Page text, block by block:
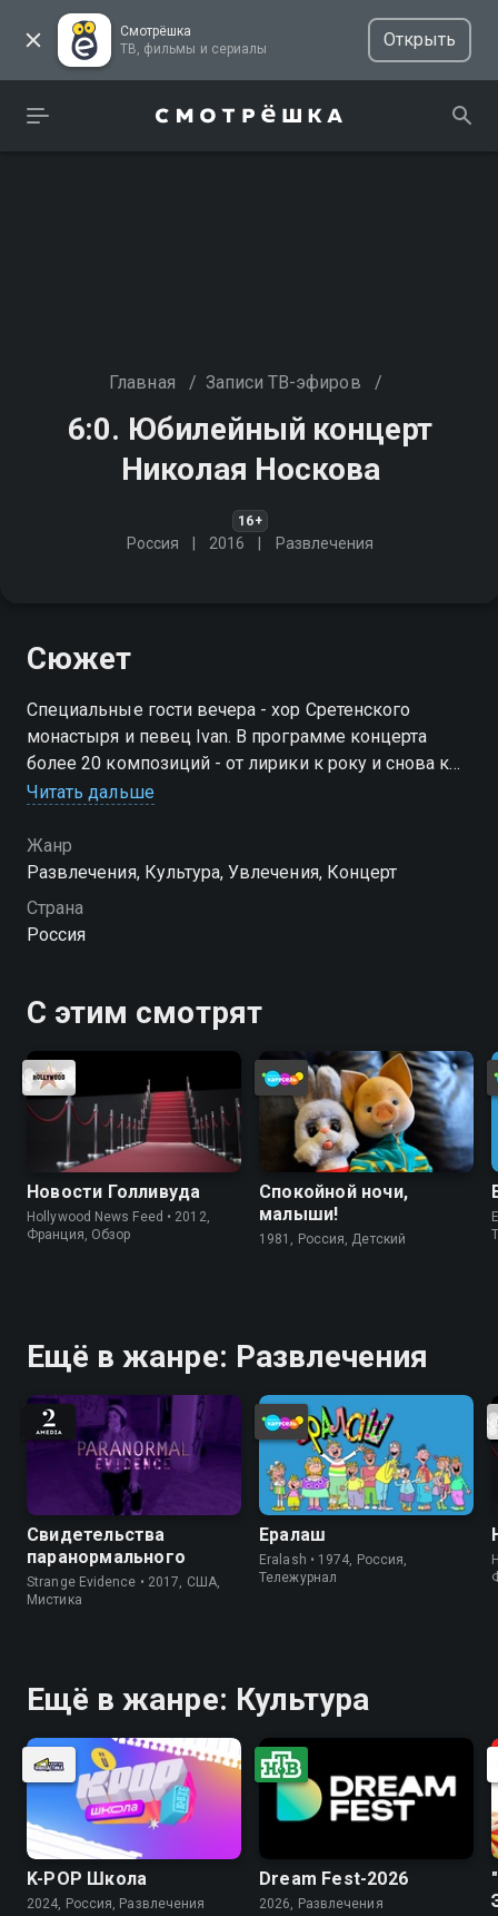
Смотрёшка
ТВ, фильмы и сериалы
Открыть
Главная / Записи ТВ-эфиров /
6:0. Юбилейный концерт
Николая Носкова
16+
Россия 2016 Развлечения
Сюжет
Специальные гости вечера - хор Сретенского
монастыря и певец Ivan. В программе концерта
более 20 композиций - от лирики к року и снова к
симфоническому звучанию. Зрителей ждут
не согласен"
Читать дальше
Жанр
Развлечения, Культура, Увлечения, Концерт
Страна
Россия
С этим смотрят
Новости Голливуда
Hollywood News Feed • 2012,
Франция, Обзор
Спокойной ночи,
малыши!
1981, Россия, Детский
Ещё в жанре: Развлечения
Свидетельства
паранормального
Strange Evidence • 2017, США,
Мистика
Ералаш
Eralash • 1974, Россия,
Тележурнал
Ещё в жанре: Культура
K-PОР Школа
2024, Россия, Развлечения
Dream Fest-2026
2026, Развлечения